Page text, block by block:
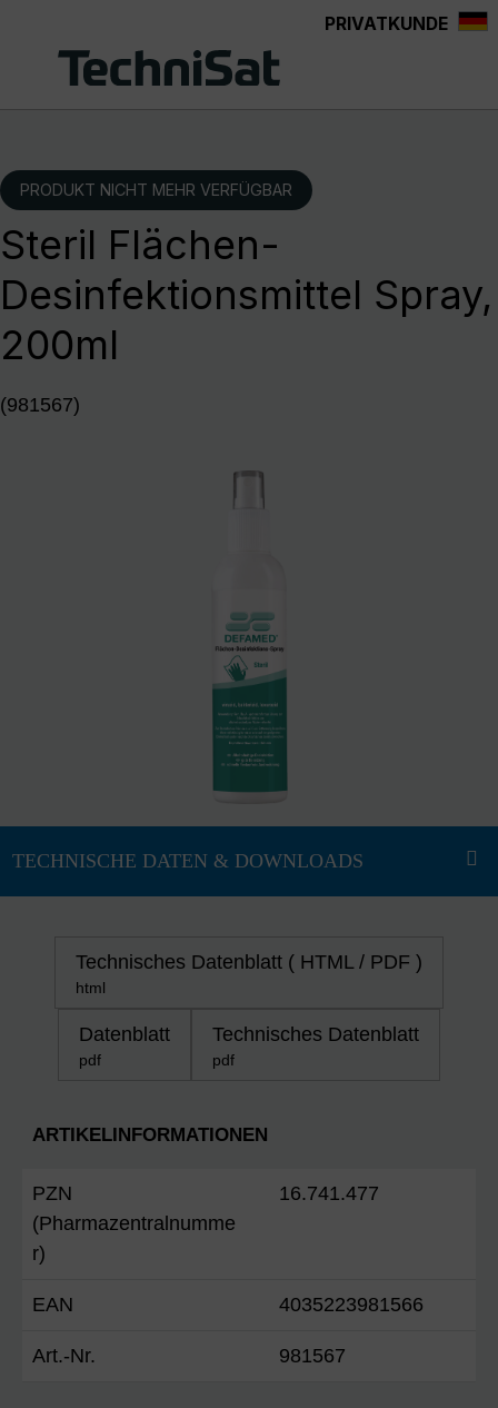
PRIVATKUNDE
PRODUKT NICHT MEHR VERFÜGBAR
Steril Flächen-
Desinfektionsmittel Spray,
200ml
(981567)
Technisches Datenblatt ( HTML / PDF )
html
Datenblatt
pdf
Technisches Datenblatt
pdf
ARTIKELINFORMATIONEN
PZN
(Pharmazentralnumme
r)
16.741.477
EAN 4035223981566
Art.-Nr. 981567